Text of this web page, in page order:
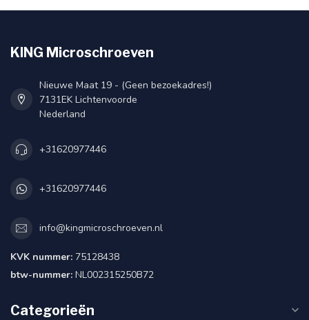
KING Microschroeven
Nieuwe Maat 19 - (Geen bezoekadres!)
7131EK Lichtenvoorde
Nederland
+31620977446
+31620977446
info@kingmicroschroeven.nl
KVK nummer: 75128438
btw-nummer: NL002315250B72
Categorieën